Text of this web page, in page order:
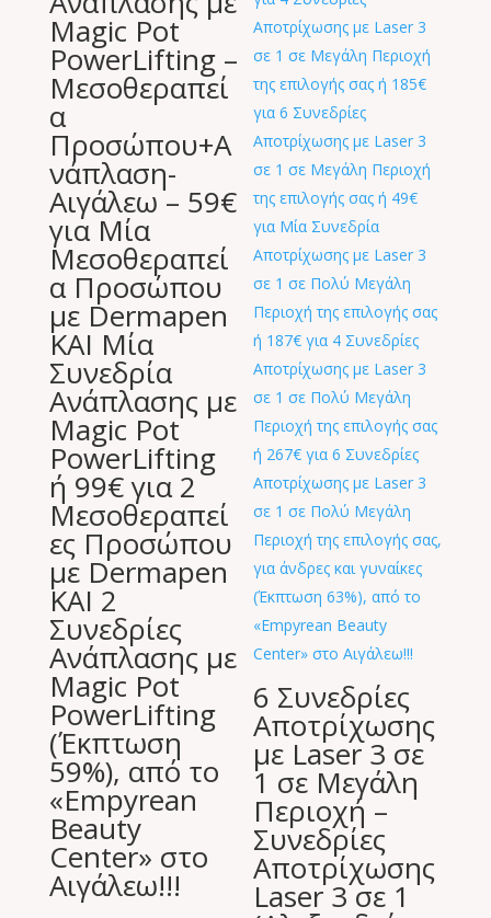
Magic Pot
PowerLifting –
Μεσοθεραπεί
α
Προσώπου+Α
νάπλαση-
Αιγάλεω – 59€
για Μία
Μεσοθεραπεί
α Προσώπου
με Dermapen
ΚΑΙ Μία
Συνεδρία
Ανάπλασης με
Magic Pot
PowerLifting
ή 99€ για 2
Μεσοθεραπεί
ες Προσώπου
με Dermapen
ΚΑΙ 2
Συνεδρίες
Ανάπλασης με
Magic Pot
PowerLifting
(Έκπτωση
59%), από το
«Empyrean
Beauty
Center» στο
Αιγάλεω!!!
6 Συνεδρίες
Αποτρίχωσης
με Laser 3 σε
1 σε Μεγάλη
Περιοχή –
Συνεδρίες
Αποτρίχωσης
Laser 3 σε 1